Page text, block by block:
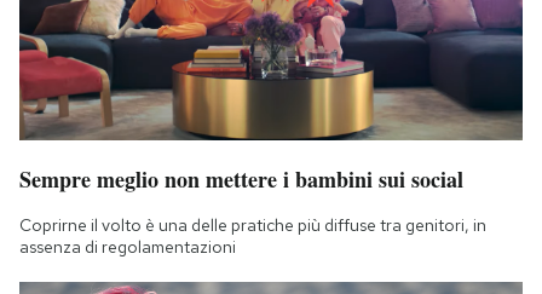
Sempre meglio non mettere i bambini sui social
Coprirne il volto è una delle pratiche più diffuse tra genitori, in
assenza di regolamentazioni